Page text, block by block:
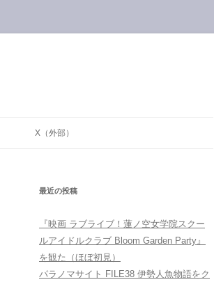
X（外部）
最近の投稿
『映画 ラブライブ！蓮ノ空女学院スクー
ルアイドルクラブ Bloom Garden Party』
を観た（ほぼ初見）
パラノマサイト FILE38 伊勢人魚物語をク